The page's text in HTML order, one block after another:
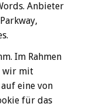
Anbieter
Im Rahmen
wir mit
eine von
für das